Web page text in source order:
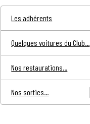
Les adhérents
Quelques voitures du Club...
Nos restaurations...
Nos sorties...